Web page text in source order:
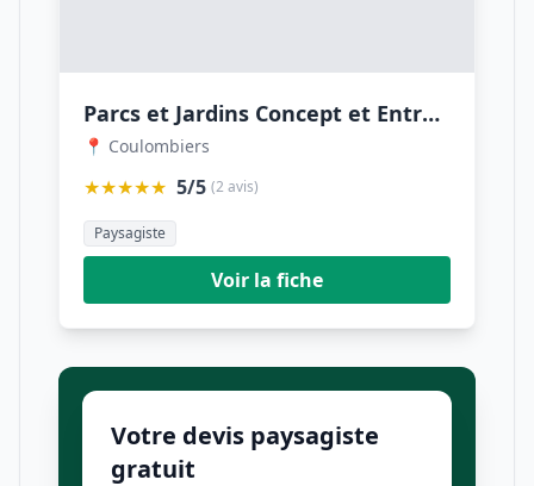
Parcs et Jardins Concept et Entretien
📍 Coulombiers
★★★★★ 5/5 (2 avis)
Paysagiste
Voir la fiche
Votre devis paysagiste
gratuit